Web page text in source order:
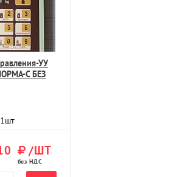
УУ
С БЕЗ
1шт
/ШТ
без НДС